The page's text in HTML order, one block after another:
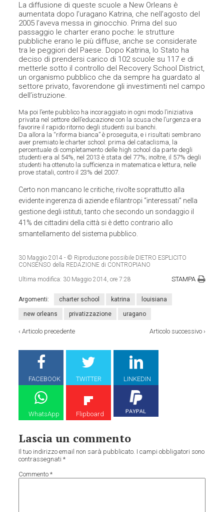
La diffusione di queste scuole a New Orleans è
aumentata dopo l’uragano Katrina, che nell’agosto del
2005 l’aveva messa in ginocchio. Prima del suo
passaggio le charter erano poche: le strutture
pubbliche erano le più diffuse, anche se considerate
tra le peggiori del Paese. Dopo Katrina, lo Stato ha
deciso di prendersi carico di 102 scuole su 117 e di
metterle sotto il controllo del Recovery School District,
un organismo pubblico che da sempre ha guardato al
settore privato, favorendone gli investimenti nel campo
dell’istruzione.
Ma poi l’ente pubblico ha incoraggiato in ogni modo l’iniziativa
privata nel settore dell’educazione con la scusa che l’urgenza era
favorire il rapido ritorno degli studenti sui banchi.
Da allora la “riforma bianca” è proseguita, e i risultati sembrano
aver premiato le charter school: prima del cataclisma, la
percentuale di completamento delle high school da parte degli
studenti era al 54%, nel 2013 è stata del 77%; inoltre, il 57% degli
studenti ha ottenuto la sufficienza in matematica e lettura, nelle
prove statali, contro il 23% del 2007.
Certo non mancano le critiche, rivolte soprattutto alla
evidente ingerenza di aziende e filantropi “interessati” nella
gestione degli istituti, tanto che secondo un sondaggio il
41% dei cittadini della città si è detto contrario allo
smantellamento del sistema pubblico.
30 Maggio 2014 - © Riproduzione possibile DIETRO ESPLICITO
CONSENSO della REDAZIONE di CONTROPIANO
Ultima modifica: 30 Maggio 2014, ore 7:28 STAMPA
Argomenti: charter school katrina louisiana
new orleans privatizzazione uragano
‹Articolo precedente Articolo successivo›
FACEBOOK TWITTER LINKEDIN
WhatsApp Flipboard
Lascia un commento
Il tuo indirizzo email non sarà pubblicato. I campi obbligatori sono
contrassegnati*
Commento*